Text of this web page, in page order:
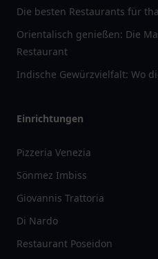
Die besten Restaurants für
Orientalisch genießen: Die
Restaurant
Indische Gewürzvielfalt: Wo
Einrichtungen
Pizzeria Venezia
Sönmez Imbiss
Giovannis Trattoria
Di Nardo
Restaurant Poseidon